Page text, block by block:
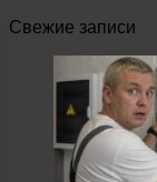
Свежие записи